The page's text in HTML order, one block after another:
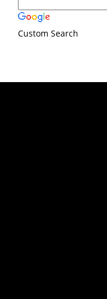
Custom Search